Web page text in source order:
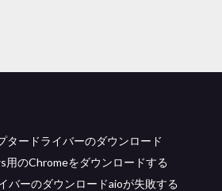
タードライバーのダウンロード
のChromeをダウンロードする
バーのダウンロードaioが失敗する